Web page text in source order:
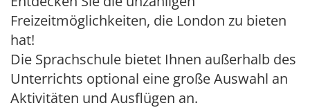
Freizeitmöglichkeiten, die London zu bieten
hat!
Die Sprachschule bietet Ihnen außerhalb des
Unterrichts optional eine große Auswahl an
Aktivitäten und Ausflügen an.